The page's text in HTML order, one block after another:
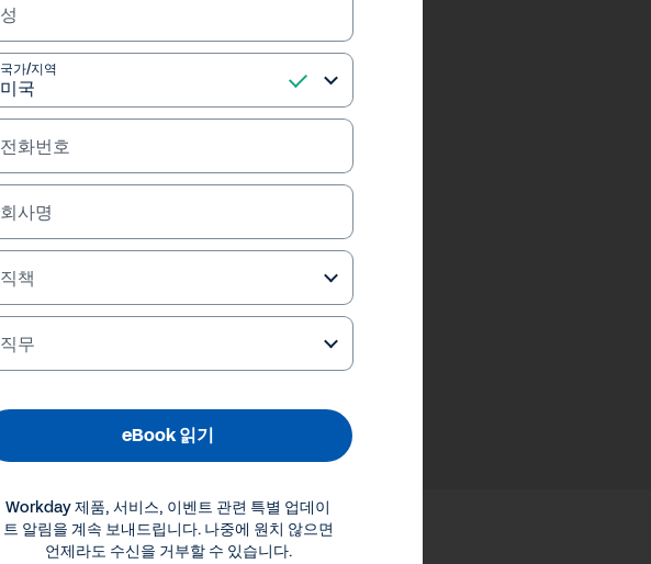
성
국가/지역
전화번호
회사명
직책
직무
eBook 읽기
Workday 제품, 서비스, 이벤트 관련 특별 업데이
트 알림을 계속 보내드립니다. 나중에 원치 않으면
언제라도 수신을 거부할 수 있습니다.